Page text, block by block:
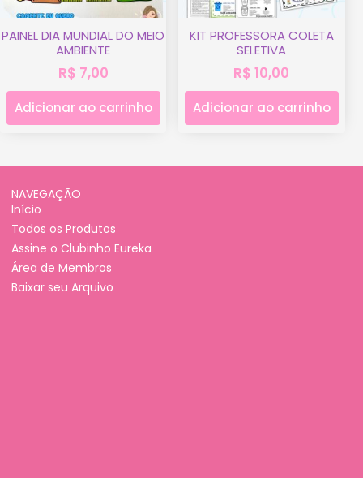
PAINEL DIA MUNDIAL DO MEIO
AMBIENTE
R$ 7,00
Adicionar ao carrinho
KIT PROFESSORA COLETA
SELETIVA
R$ 10,00
Adicionar ao carrinho
NAVEGAÇÃO
Início
Todos os Produtos
Assine o Clubinho Eureka
Área de Membros
Baixar seu Arquivo